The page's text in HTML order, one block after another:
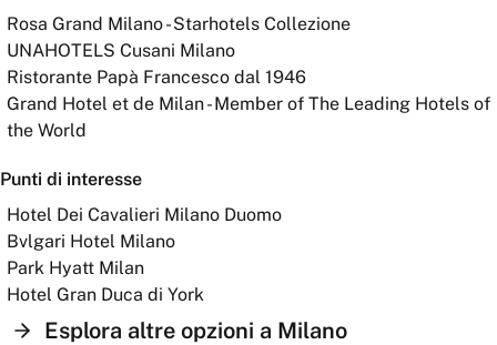
Rosa Grand Milano - Starhotels Collezione
UNAHOTELS Cusani Milano
Ristorante Papà Francesco dal 1946
Grand Hotel et de Milan - Member of The Leading Hotels of
the World
Punti di interesse
Hotel Dei Cavalieri Milano Duomo
Bvlgari Hotel Milano
Park Hyatt Milan
Hotel Gran Duca di York
Esplora altre opzioni a Milano